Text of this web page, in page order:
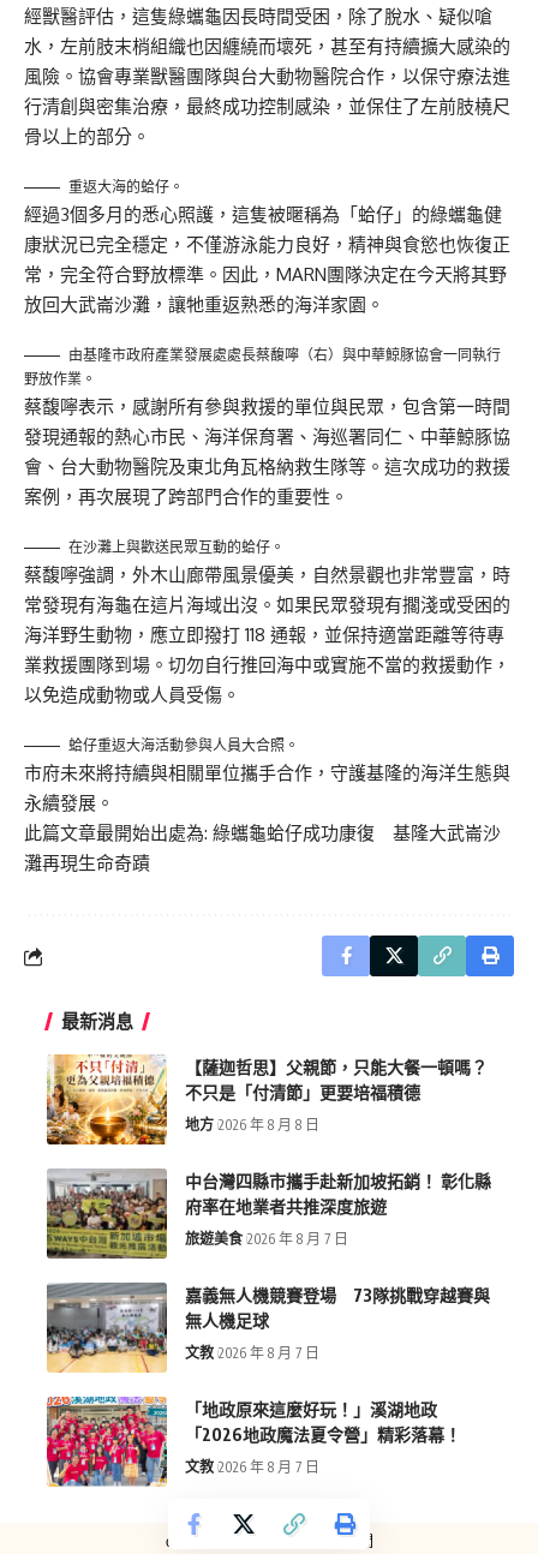
經獸醫評估，這隻綠蠵龜因長時間受困，除了脫水、疑似嗆
水，左前肢末梢組織也因纏繞而壞死，甚至有持續擴大感染的
風險。協會專業獸醫團隊與台大動物醫院合作，以保守療法進
行清創與密集治療，最終成功控制感染，並保住了左前肢橈尺
骨以上的部分。
重返大海的蛤仔。
經過3個多月的悉心照護，這隻被暱稱為「蛤仔」的綠蠵龜健
康狀況已完全穩定，不僅游泳能力良好，精神與食慾也恢復正
常，完全符合野放標準。因此，MARN團隊決定在今天將其野
放回大武崙沙灘，讓牠重返熟悉的海洋家園。
由基隆市政府產業發展處處長蔡馥嚀（右）與中華鯨豚協會一同執行
野放作業。
蔡馥嚀表示，感謝所有參與救援的單位與民眾，包含第一時間
發現通報的熱心市民、海洋保育署、海巡署同仁、中華鯨豚協
會、台大動物醫院及東北角瓦格納救生隊等。這次成功的救援
案例，再次展現了跨部門合作的重要性。
在沙灘上與歡送民眾互動的蛤仔。
蔡馥嚀強調，外木山廊帶風景優美，自然景觀也非常豐富，時
常發現有海龜在這片海域出沒。如果民眾發現有擱淺或受困的
海洋野生動物，應立即撥打 118 通報，並保持適當距離等待專
業救援團隊到場。切勿自行推回海中或實施不當的救援動作，
以免造成動物或人員受傷。
蛤仔重返大海活動參與人員大合照。
市府未來將持續與相關單位攜手合作，守護基隆的海洋生態與
永續發展。
此篇文章最開始出處為: 綠蠵龜蛤仔成功康復 基隆大武崙沙
灘再現生命奇蹟
最新消息
【薩迦哲思】父親節，只能大餐一頓嗎？
不只是「付清節」更要培福積德
地方 2026 年 8 月 8 日
中台灣四縣市攜手赴新加坡拓銷！ 彰化縣
府率在地業者共推深度旅遊
旅遊美食 2026 年 8 月 7 日
嘉義無人機競賽登場 73隊挑戰穿越賽與
無人機足球
文教 2026 年 8 月 7 日
「地政原來這麼好玩！」溪湖地政
「2026地政魔法夏令營」精彩落幕！
文教 2026 年 8 月 7 日
copyright © more-new.tw 墨新聞